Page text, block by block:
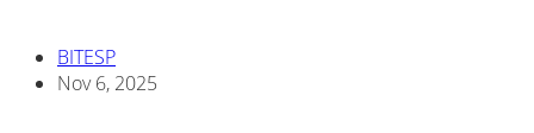
BITESP
Nov 6, 2025